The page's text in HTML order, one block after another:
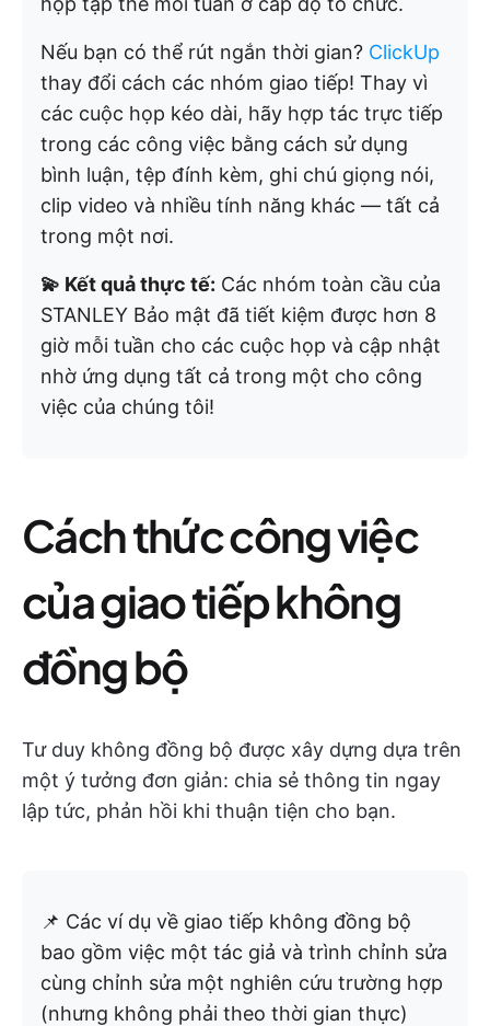
Nếu bạn có thể rút ngắn thời gian? ClickUp
thay đổi cách các nhóm giao tiếp! Thay vì
các cuộc họp kéo dài, hãy hợp tác trực tiếp
trong các công việc bằng cách sử dụng
bình luận, tệp đính kèm, ghi chú giọng nói,
clip video và nhiều tính năng khác — tất cả
trong một nơi.
💫 Kết quả thực tế: Các nhóm toàn cầu của
STANLEY Bảo mật đã tiết kiệm được hơn 8
giờ mỗi tuần cho các cuộc họp và cập nhật
nhờ ứng dụng tất cả trong một cho công
việc của chúng tôi!
Cách thức công việc
của giao tiếp không
đồng bộ
Tư duy không đồng bộ được xây dựng dựa trên
một ý tưởng đơn giản: chia sẻ thông tin ngay
lập tức, phản hồi khi thuận tiện cho bạn.
📌 Các ví dụ về giao tiếp không đồng bộ
bao gồm việc một tác giả và trình chỉnh sửa
cùng chỉnh sửa một nghiên cứu trường hợp
(nhưng không phải theo thời gian thực)